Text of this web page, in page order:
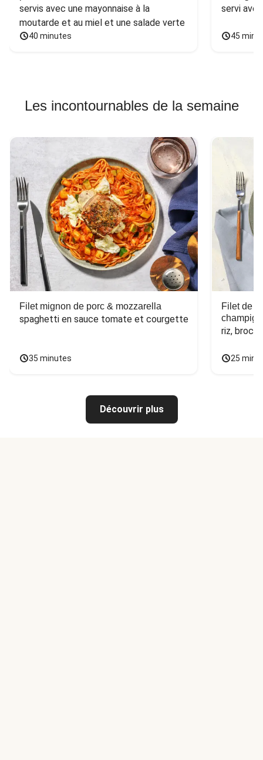
servis avec une mayonnaise à la
moutarde et au miel et une salade verte
40 minutes
servi
45
Les incontournables de la semaine
Filet mignon de porc & mozzarella
spaghetti en sauce tomate et courgette
35 minutes
Filet de
riz,
25
Découvrir plus